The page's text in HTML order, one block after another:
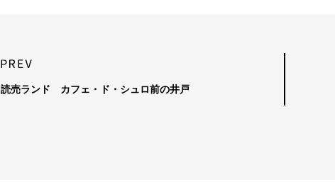
読売ランド カフェ・ド・シュロ前の井戸